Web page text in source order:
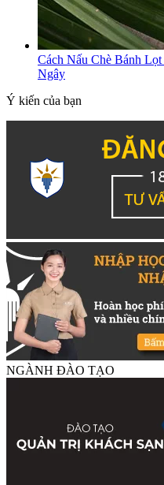
Cách Nấu Chè Bánh
Ngây
Ý kiến của bạn
NGÀNH ĐÀO TẠO